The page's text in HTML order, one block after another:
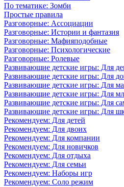
По тематике: Зомби
Простые правила
Разговорные: Ассоциации
Разговорные: Истории и фантазия
Разговорные: Мафияподобные
Разговорные: Психологические
Разговорные: Ролевые
Развивающие детские игры: Для
Развивающие детские игры: Для
Развивающие детские игры: Для
Развивающие детские игры: Для
Развивающие детские игры: Для
Развивающие детские игры: Для
Рекомендуем: Для детей
Рекомендуем: Для двоих
Рекомендуем: Для компании
Рекомендуем: Для новичков
Рекомендуем: Для отдыха
Рекомендуем: Для семьи
Рекомендуем: Наборы игр
Рекомендуем: Соло режим